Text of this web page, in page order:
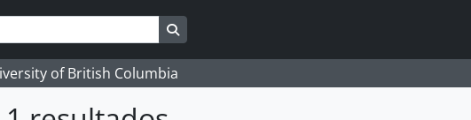
Search in browse page
of British Columbia